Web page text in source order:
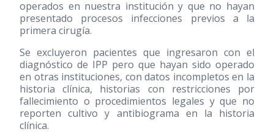
operados en nuestra institución y que no hayan
presentado procesos infecciones previos a la
primera cirugía.
Se excluyeron pacientes que ingresaron con el
diagnóstico de IPP pero que hayan sido operado
en otras instituciones, con datos incompletos en la
historia clínica, historias con restricciones por
fallecimiento o procedimientos legales y que no
reporten cultivo y antibiograma en la historia
clínica.